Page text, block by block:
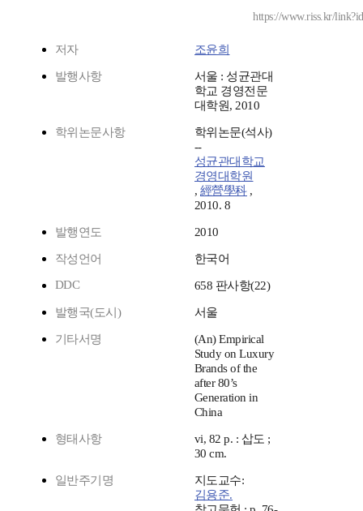
https://www.riss.kr/
저자 조윤희
발행사항
서울 : 성균관대
학교 경영전문
대학원, 2010
학위논문사항
학위논문(석사)
--
성균관대학교
경영대학원
, 經營學科 ,
2010. 8
발행연도 2010
작성언어
한국어
DDC
658 판사항(22)
발행국(도시) 서울
기타서명
(An) Empirical
Study on Luxury
Brands of the
after 80’s
Generation in
China
형태사항
vi, 82 p. : 삽도 ;
30 cm.
일반주기명
지도교수:
김용준.